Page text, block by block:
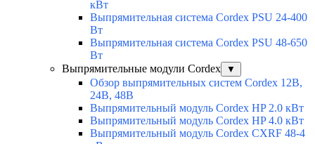
кВт
Выпрямительная система Cordex PSU 24-400
Вт
Выпрямительная система Cordex PSU 48-650
Вт
Выпрямительные модули Cordex
▼
Обзор выпрямительных систем Cordex 12В,
24В, 48В
Выпрямительный модуль Cordex HP 2.0 кВт
Выпрямительный модуль Cordex HP 4.0 кВт
Выпрямительный модуль Cordex CXRF 48-4